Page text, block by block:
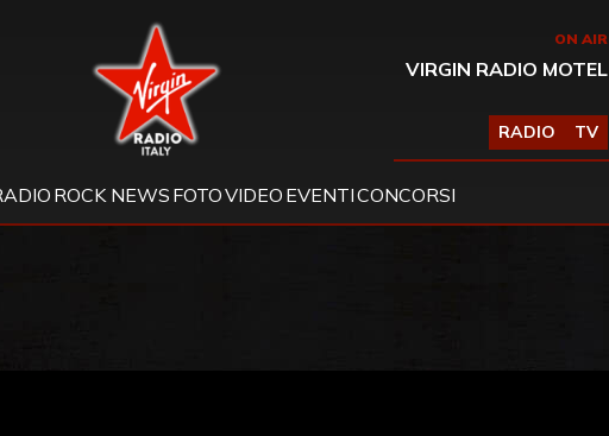
Virgin Radio ON AIR
VIRGIN RADIO MOTEL
RADIO TV
ROCK NEWS FOTOVIDEO EVENTICONCORSI